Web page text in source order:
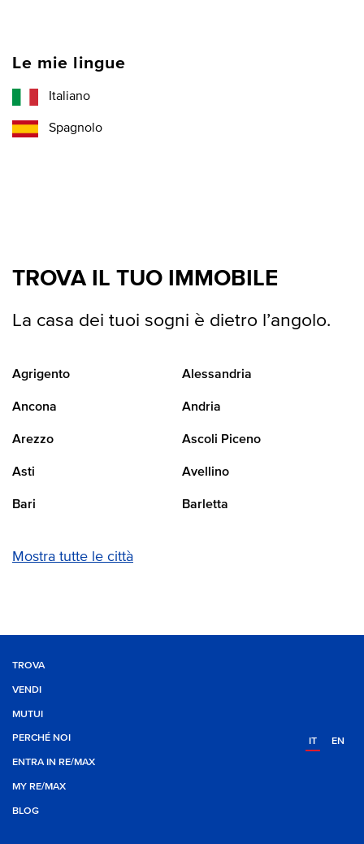
Le mie lingue
Italiano
Spagnolo
TROVA IL TUO IMMOBILE
La casa dei tuoi sogni è dietro l’angolo.
Agrigento Alessandria
Ancona Andria
Arezzo Ascoli Piceno
Asti Avellino
Bari Barletta
Mostra tutte le città
TROVA
VENDI
MUTUI
PERCHÉ NOI
ENTRA IN RE/MAX
MY RE/MAX
BLOG
IT EN